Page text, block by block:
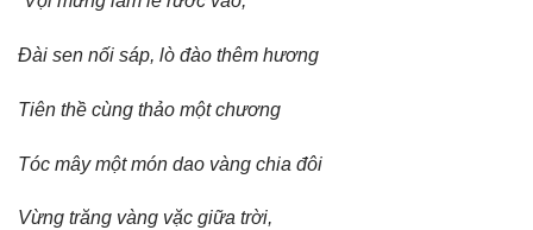
Đài sen nối sáp, lò đào thêm hương
Tiên thề cùng thảo một chương
Tóc mây một món dao vàng chia đôi
Vừng trăng vàng vặc giữa trời,